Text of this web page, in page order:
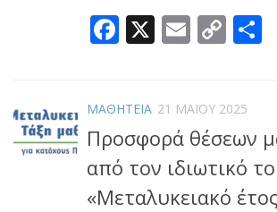
Facebook
X Email
Copy
ΜΑΘΗΤΕΙΑ 21 ΜΑΪ́ΟΥ 2025
Προσφορά θέσεων
από τον ιδιωτικό
«Μεταλυκειακό